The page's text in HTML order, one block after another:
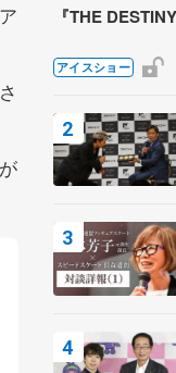
『THE
アイスショー